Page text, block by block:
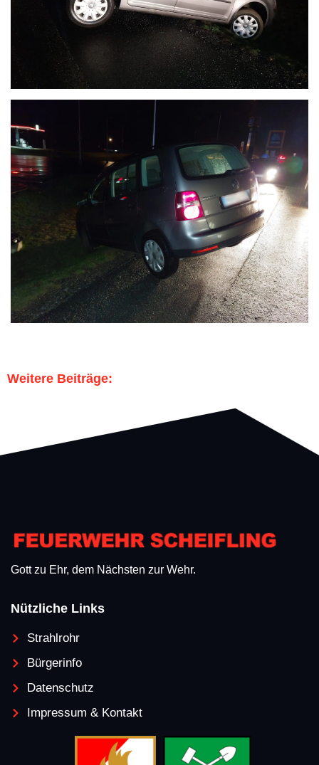
Weitere Beiträge:
Gott zu Ehr, dem Nächsten zur Wehr.
Nützliche Links
Strahlrohr
Bürgerinfo
Datenschutz
Impressum & Kontakt